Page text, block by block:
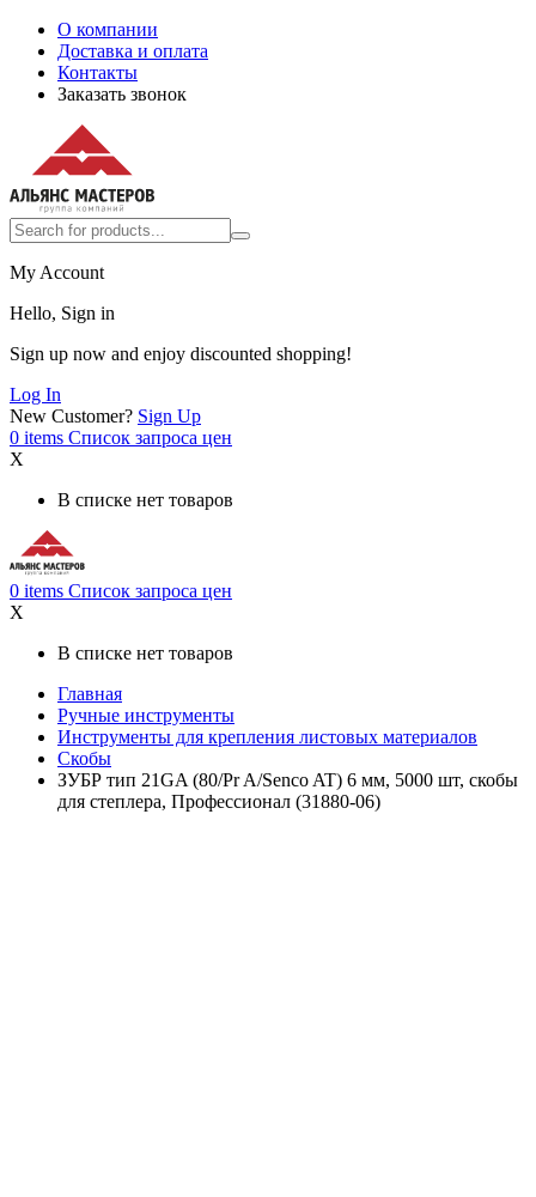
О компании
Доставка и оплата
Контакты
Заказать звонок
My Account
Hello, Sign in
Sign up now and enjoy discounted shopping!
Log In
New Customer? Sign Up
0 items Список запроса цен
X
В списке нет товаров
0 items Список запроса цен
X
В списке нет товаров
Главная
Ручные инструменты
Инструменты для крепления листовых материалов
Скобы
ЗУБР тип 21GA (80/Pr A/Senco AT) 6 мм, 5000 шт, скобы
для степлера, Профессионал (31880-06)